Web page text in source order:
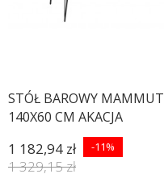
STÓŁ BAROWY MAMMUT
140X60 CM AKACJA
1 182,94 zł -11%
1 329,15 zł